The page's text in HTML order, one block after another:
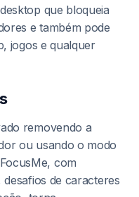
que bloqueia
e também pode
jogos e qualquer
removendo a
ou usando o modo
com
de caracteres